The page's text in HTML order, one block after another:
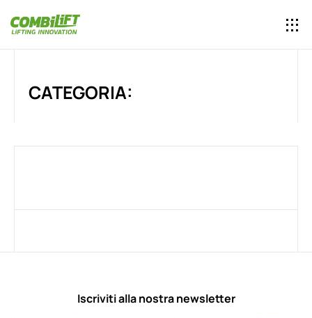
CATEGORIA:
Iscriviti alla nostra newsletter